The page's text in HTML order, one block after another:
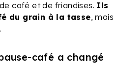
café et de friandises. Ils
du grain à la tasse, mais
café a changé